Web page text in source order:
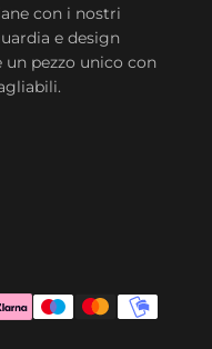
con i nostri
e design
pezzo unico con